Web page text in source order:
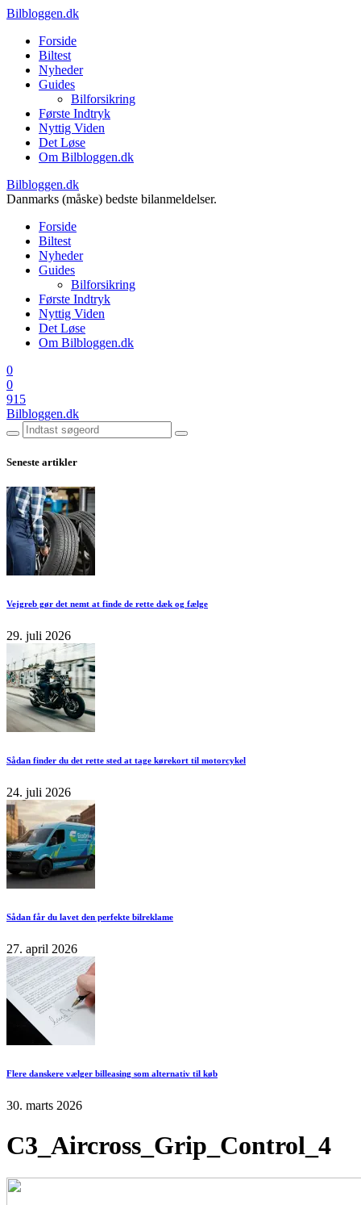
Bilbloggen.dk
Forside
Biltest
Nyheder
Guides
Bilforsikring
Første Indtryk
Nyttig Viden
Det Løse
Om Bilbloggen.dk
Bilbloggen.dk
Danmarks (måske) bedste bilanmeldelser.
Forside
Biltest
Nyheder
Guides
Bilforsikring
Første Indtryk
Nyttig Viden
Det Løse
Om Bilbloggen.dk
0
0
915
Bilbloggen.dk
Seneste artikler
Vejgreb gør det nemt at finde de rette dæk og fælge
29. juli 2026
Sådan finder du det rette sted at tage kørekort til motorcykel
24. juli 2026
Sådan får du lavet den perfekte bilreklame
27. april 2026
Flere danskere vælger billeasing som alternativ til køb
30. marts 2026
C3_Aircross_Grip_Control_4